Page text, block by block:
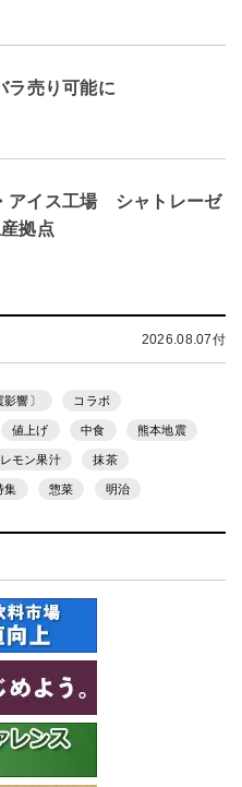
ラ売り可能に
アイス工場 シャトレーゼ
拠点
2026.08.07付
影響〕 コラボ
値上げ 中食 熊本地震
レモン果汁 抹茶
集 惣菜 明治